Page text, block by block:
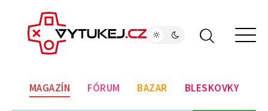
MAGAZÍN FÓRUM BAZAR BLESKOVKY